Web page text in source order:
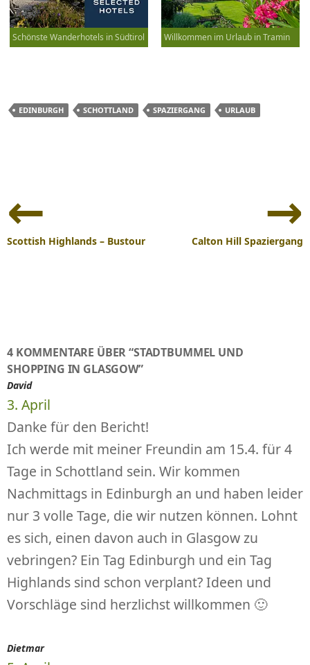
Schönste Wanderhotels in Südtirol Willkommen im Urlaub in Tramin
EDINBURGH SCHOTTLAND SPAZIERGANG URLAUB
Navigation
Scottish Highlands – Bustour Calton Hill Spaziergang
4 KOMMENTARE ÜBER “STADTBUMMEL UND
SHOPPING IN GLASGOW”
David
3. April
Danke für den Bericht!
Ich werde mit meiner Freundin am 15.4. für 4
Tage in Schottland sein. Wir kommen
Nachmittags in Edinburgh an und haben leider
nur 3 volle Tage, die wir nutzen können. Lohnt
es sich, einen davon auch in Glasgow zu
vebringen? Ein Tag Edinburgh und ein Tag
Highlands sind schon verplant? Ideen und
Vorschläge sind herzlichst willkommen 🙂
Dietmar